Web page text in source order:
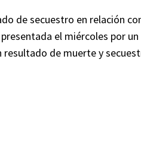
de secuestro en relación
el miércoles por
de muerte y